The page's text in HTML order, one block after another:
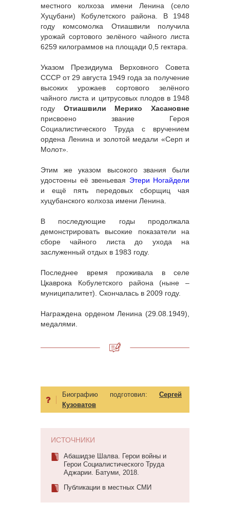
местного колхоза имени Ленина (село
Хуцубани) Кобулетского района. В 1948
году комсомолка Отиашвили получила
урожай сортового зелёного чайного листа
6259 килограммов на площади 0,5 гектара.
Указом Президиума Верховного Совета
СССР от 29 августа 1949 года за получение
высоких урожаев сортового зелёного
чайного листа и цитрусовых плодов в 1948
году Отиашвили Мерико Хасановне
присвоено звание Героя
Социалистического Труда с вручением
ордена Ленина и золотой медали «Серп и
Молот».
Этим же указом высокого звания были
удостоены её звеньевая Этери Ногайдели
и ещё пять передовых сборщиц чая
хуцубанского колхоза имени Ленина.
В последующие годы продолжала
демонстрировать высокие показатели на
сборе чайного листа до ухода на
заслуженный отдых в 1983 году.
Последнее время проживала в селе
Цкаврока Кобулетского района (ныне –
муниципалитет). Скончалась в 2009 году.
Награждена орденом Ленина (29.08.1949),
медалями.
Биографию подготовил: Сергей
Кузоватов
ИСТОЧНИКИ
Абашидзе Шалва. Герои войны и
Герои Социалистического Труда
Аджарии. Батуми, 2018.
Публикации в местных СМИ